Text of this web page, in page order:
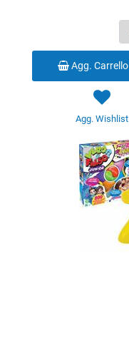
Agg. Carrello
Agg. Wishlist